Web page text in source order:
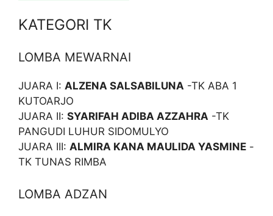
KATEGORI TK
LOMBA MEWARNAI
JUARA I: ALZENA SALSABILUNA -TK ABA 1
KUTOARJO
JUARA II: SYARIFAH ADIBA AZZAHRA -TK
PANGUDI LUHUR SIDOMULYO
JUARA III: ALMIRA KANA MAULIDA YASMINE -
TK TUNAS RIMBA
LOMBA ADZAN